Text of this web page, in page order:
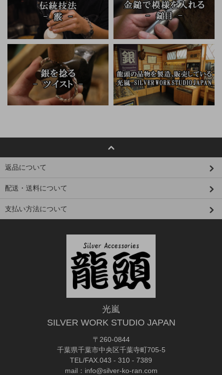
返品について
配送・送料について
支払い方法について
光嵐
SILVER WORK STUDIO JAPAN
〒260-0844
千葉県千葉市中央区千葉寺町705-5
TEL/FAX.043 - 310 - 7389
mail：info@silver-ko-ran.com